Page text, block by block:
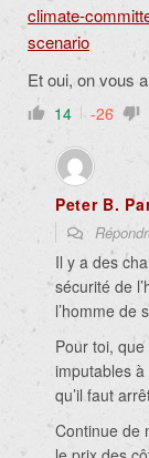
climate-
scenario
Et oui, on vous
14 -26
Peter B.
Il y a des
sécurité de
l’homme de
Pour toi,
imputables à
qu’il faut
Continue de